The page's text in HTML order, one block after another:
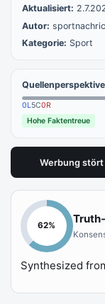
Aktualisiert:
Autor:
Kategorie: Sport
0L5C0R
Hohe Faktentreue
Werbung stört
62%
Synthesized